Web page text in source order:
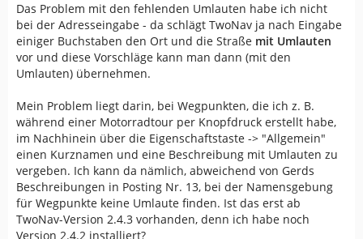
Das Problem mit den fehlenden Umlauten habe ich nicht
bei der Adresseingabe - da schlägt TwoNav ja nach Eingabe
einiger Buchstaben den Ort und die Straße mit Umlauten
vor und diese Vorschläge kann man dann (mit den
Umlauten) übernehmen.
Mein Problem liegt darin, bei Wegpunkten, die ich z. B.
während einer Motorradtour per Knopfdruck erstellt habe,
im Nachhinein über die Eigenschaftstaste -> "Allgemein"
einen Kurznamen und eine Beschreibung mit Umlauten zu
vergeben. Ich kann da nämlich, abweichend von Gerds
Beschreibungen in Posting Nr. 13, bei der Namensgebung
für Wegpunkte keine Umlaute finden. Ist das erst ab
TwoNav-Version 2.4.3 vorhanden, denn ich habe noch
Version 2.4.2 installiert?